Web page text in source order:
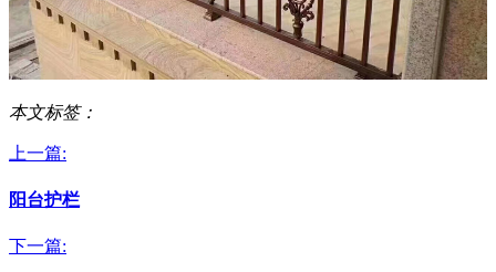
本文标签：
上一篇:
阳台护栏
下一篇: